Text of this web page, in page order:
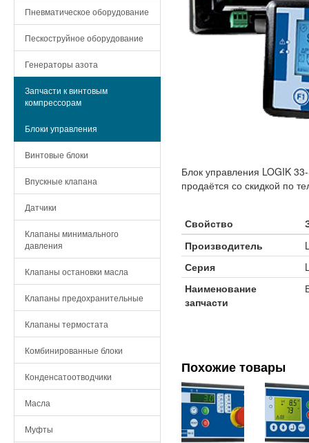
Пневматическое оборудование
Пескоструйное оборудование
Генераторы азота
Запчасти к винтовым
компрессорам
Блоки управления
Винтовые блоки
Впускные клапана
Датчики
Клапаны минимального
давления
Клапаны остановки масла
Клапаны предохранительные
Клапаны термостата
Комбинированные блоки
Конденсатоотводчики
Масла
Муфты
Блок управления LOGIK
продаётся со скидкой по
Свойство
Производитель
Серия
Наименование
запчасти
Похожие товары